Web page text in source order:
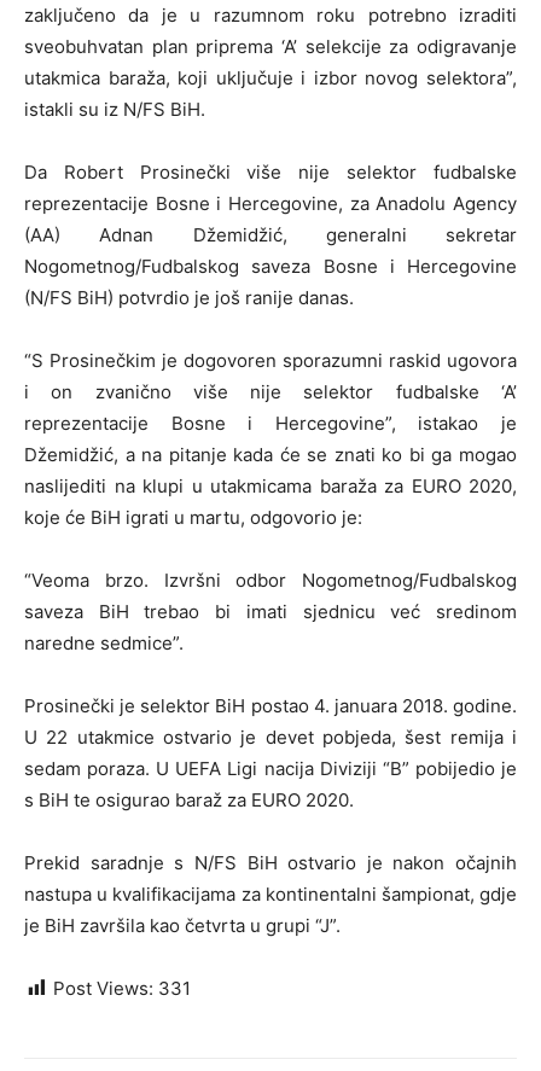
zaključeno da je u razumnom roku potrebno izraditi
sveobuhvatan plan priprema ‘A’ selekcije za odigravanje
utakmica baraža, koji uključuje i izbor novog selektora”,
istakli su iz N/FS BiH.
Da Robert Prosinečki više nije selektor fudbalske
reprezentacije Bosne i Hercegovine, za Anadolu Agency
(AA) Adnan Džemidžić, generalni sekretar
Nogometnog/Fudbalskog saveza Bosne i Hercegovine
(N/FS BiH) potvrdio je još ranije danas.
“S Prosinečkim je dogovoren sporazumni raskid ugovora
i on zvanično više nije selektor fudbalske ‘A’
reprezentacije Bosne i Hercegovine”, istakao je
Džemidžić, a na pitanje kada će se znati ko bi ga mogao
naslijediti na klupi u utakmicama baraža za EURO 2020,
koje će BiH igrati u martu, odgovorio je:
“Veoma brzo. Izvršni odbor Nogometnog/Fudbalskog
saveza BiH trebao bi imati sjednicu već sredinom
naredne sedmice”.
Prosinečki je selektor BiH postao 4. januara 2018. godine.
U 22 utakmice ostvario je devet pobjeda, šest remija i
sedam poraza. U UEFA Ligi nacija Diviziji “B” pobijedio je
s BiH te osigurao baraž za EURO 2020.
Prekid saradnje s N/FS BiH ostvario je nakon očajnih
nastupa u kvalifikacijama za kontinentalni šampionat, gdje
je BiH završila kao četvrta u grupi “J”.
Post Views: 331